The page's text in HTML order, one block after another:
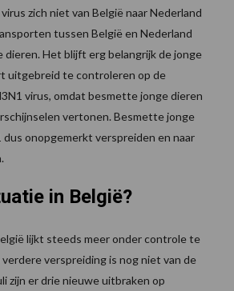
zich niet van België naar Nederland
tussen België en Nederland
Het blijft erg belangrijk de jonge
uitgebreid te controleren op de
virus, omdat besmette jonge dieren
vertonen. Besmette jonge
onopgemerkt verspreiden en naar
in België?
lijkt steeds meer onder controle te
verdere verspreiding is nog niet van de
zijn er drie nieuwe uitbraken op